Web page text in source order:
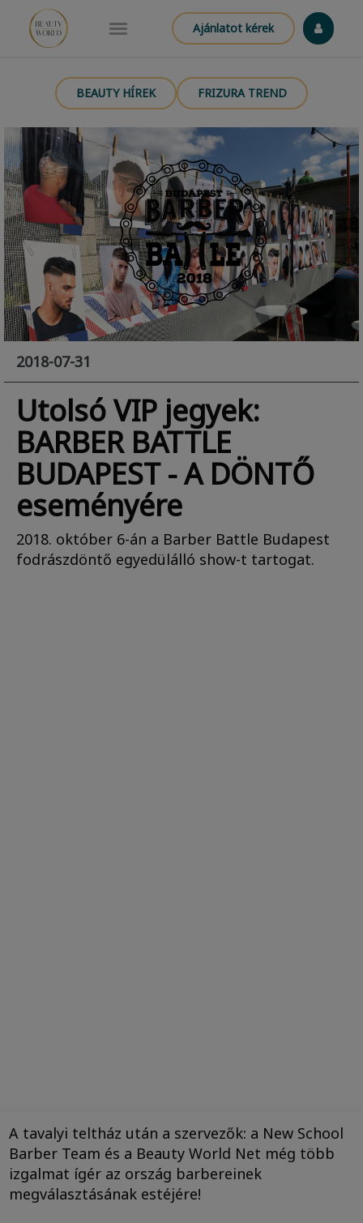
Ajánlatot kérek
BEAUTY HÍREK FRIZURA TREND
2018-07-31
Utolsó VIP jegyek:
BARBER BATTLE
BUDAPEST - A DÖNTŐ
eseményére
2018. október 6-án a Barber Battle Budapest
fodrászdöntő egyedülálló show-t tartogat.
A tavalyi teltház után a szervezők: a New School
Barber Team és a Beauty World Net még több
izgalmat ígér az ország barbereinek
megválasztásának estéjére!